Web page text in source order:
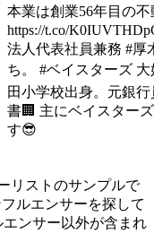
本業は創業56年目の不
https://t.co/
法人代表社員兼務 #厚
ち。 #ベイスターズ
田小学校出身。元銀
書🏢 主にベイスター
す😎
リストのサンプルで
ルエンサーを探して
ンサー以外が含まれ